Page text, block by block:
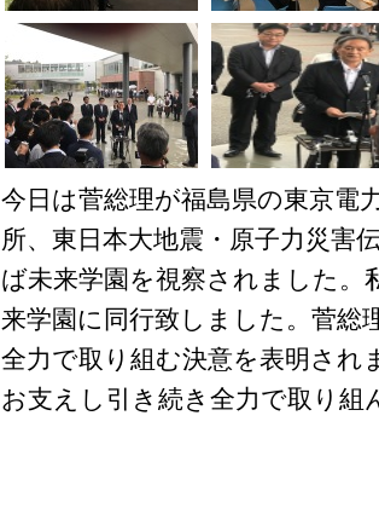
今日は菅総理が福島県の東京電
所、東日本大地震・原子力災害
ば未来学園を視察されました。
来学園に同行致しました。菅総
全力で取り組む決意を表明され
お支えし引き続き全力で取り組